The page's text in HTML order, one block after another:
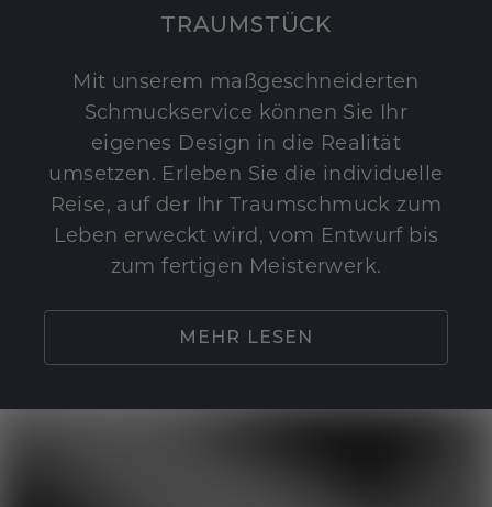
TRAUMSTÜCK
Mit unserem maßgeschneiderten
Schmuckservice können Sie Ihr
eigenes Design in die Realität
umsetzen. Erleben Sie die individuelle
Reise, auf der Ihr Traumschmuck zum
Leben erweckt wird, vom Entwurf bis
zum fertigen Meisterwerk.
MEHR LESEN